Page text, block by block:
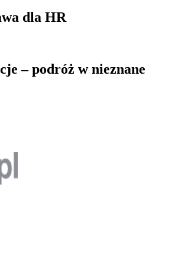
dla HR
– podróż w nieznane